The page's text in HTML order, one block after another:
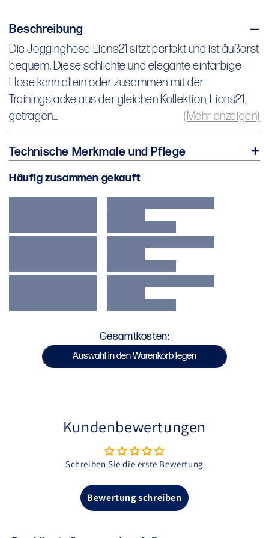
Beschreibung
Die Jogginghose Lions21 sitzt perfekt und ist äußerst
bequem.
Diese schlichte und elegante einfarbige Hose kann
gleichen Kollektion, Lions21, getragen werden.
Die Jogginghose Lions21 sitzt perfekt und ist äußerst
bequem. Diese schlichte und elegante einfarbige
Hose kann allein oder zusammen mit der
Trainingsjacke aus der gleichen Kollektion, Lions21,
getragen...
(Mehr anzeigen)
Technische Merkmale und Pflege
Häufig zusammen gekauft
Gesamtkosten:
Auswahl in den Warenkorb legen
Kundenbewertungen
Schreiben Sie die erste Bewertung
Bewertung schreiben